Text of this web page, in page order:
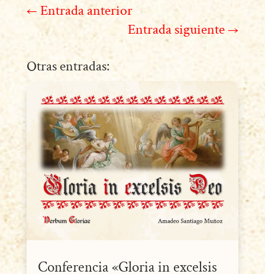
←Entrada anterior
Entrada siguiente→
Otras entradas:
Conferencia «Gloria in excelsis